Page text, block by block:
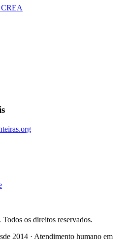
CREA
os direitos reservados.
2014 · Atendimento humano em